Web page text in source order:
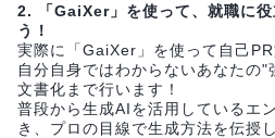
2. 「GaiXer」を使って、就職に
う！
実際に「GaiXer」を使って自己
自分自身ではわからないあなたの"
文書化まで行います！
普段から生成AIを活用しているエ
き、プロの目線で生成方法を伝授